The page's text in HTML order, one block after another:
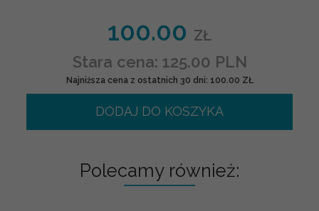
100.00 ZŁ
Stara cena: 125.00 PLN
Najniższa cena z ostatnich 30 dni: 100.00 ZŁ
DODAJ DO KOSZYKA
Polecamy również: